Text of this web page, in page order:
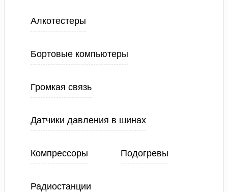
Алкотестеры
Бортовые компьютеры
Громкая связь
Датчики давления в шинах
Компрессоры Подогревы
Радиостанции